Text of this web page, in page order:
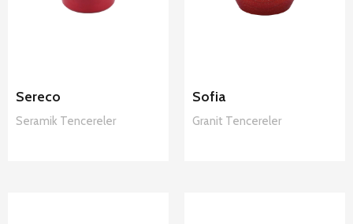
Sereco
Seramik Tencereler
Sofia
Granit Tencereler